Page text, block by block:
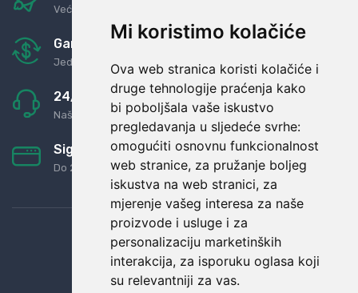
Mi koristimo kolačiće
Ova web stranica koristi kolačiće i
druge tehnologije praćenja kako
bi poboljšala vaše iskustvo
pregledavanja u sljedeće svrhe:
omogućiti osnovnu funkcionalnost
web stranice, za pružanje boljeg
iskustva na web stranici, za
mjerenje vašeg interesa za naše
proizvode i usluge i za
personalizaciju marketinških
interakcija, za isporuku oglasa koji
su relevantniji za vas.
Već za nekoliko dana kod vas
Garancija u povrat novaca
Jednostavno pravilo: Roba za novac
24/7 odlična podrška
Naši agenti uvijek na raspolaganju
Sigurno obročno plaćanje
Do 24 rata bez kamata